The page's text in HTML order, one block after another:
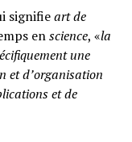
signifieart de
enscience, «la
une
et d’organisation
et de